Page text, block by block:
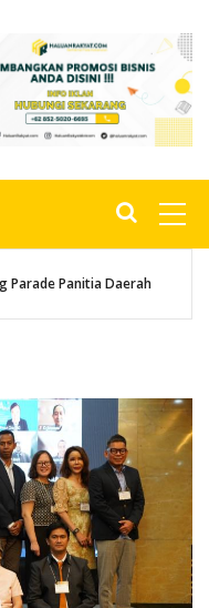
Parade Panitia Daerah